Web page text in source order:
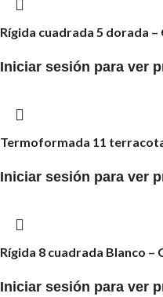
Rígida cuadrada 5 dorada –
Iniciar sesión para ver
Termoformada 11
Iniciar sesión para ver
Rígida 8 cuadrada Blanco –
Iniciar sesión para ver